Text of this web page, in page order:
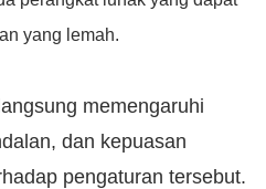
yang lemah.
memengaruhi
dan kepuasan
pengaturan tersebut.